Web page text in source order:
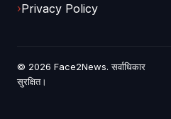
Privacy Policy
© 2026 Face2News. सर्वाधिकार
सुरक्षित।